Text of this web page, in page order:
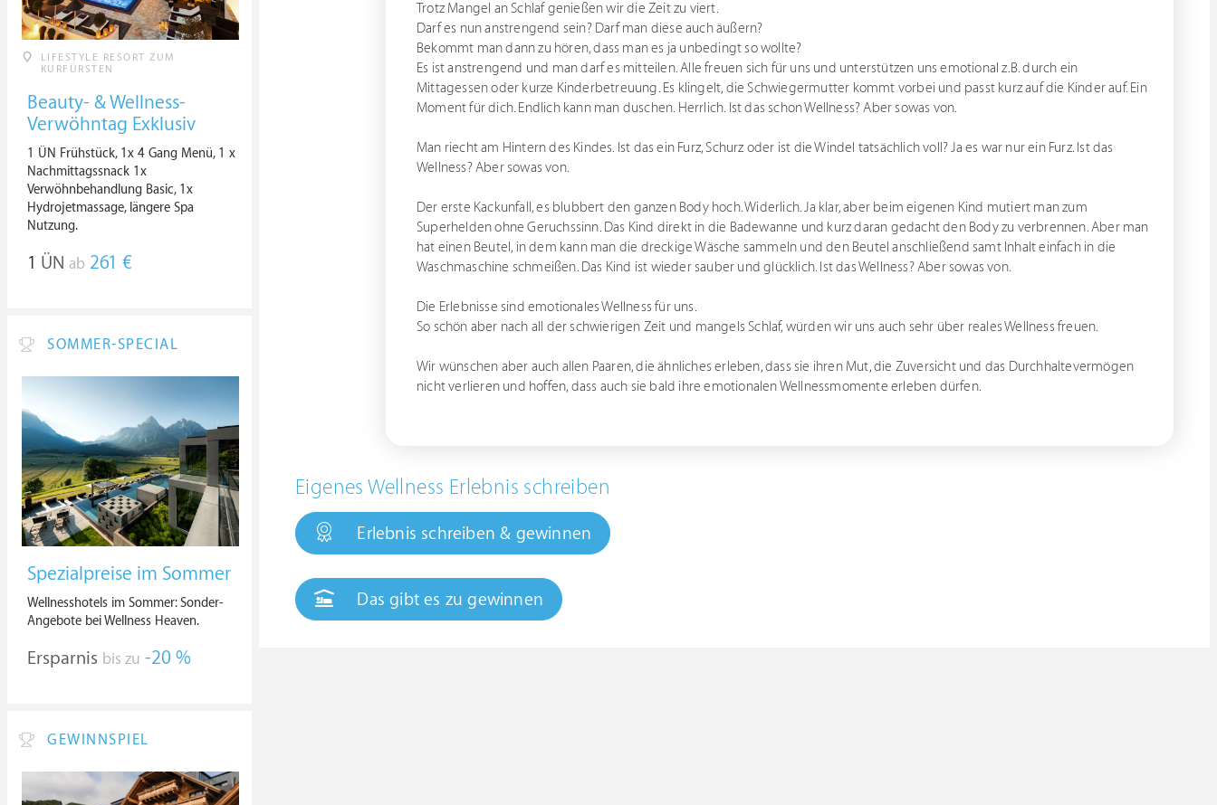
Trotz Mangel an Schlaf genießen wir die Zeit zu viert.
Darf es nun anstrengend sein? Darf man diese auch äußern?
Bekommt man dann zu hören, dass man es ja unbedingt so wollte?
Es ist anstrengend und man darf es mitteilen. Alle freuen sich für uns und unterstützen uns emotional z.B. durch ein
Mittagessen oder kurze Kinderbetreuung. Es klingelt, die Schwiegermutter kommt vorbei und passt kurz auf die Kinder auf. Ein
Moment für dich. Endlich kann man duschen. Herrlich. Ist das schon Wellness? Aber sowas von.
Man riecht am Hintern des Kindes. Ist das ein Furz, Schurz oder ist die Windel tatsächlich voll? Ja es war nur ein Furz. Ist das
Wellness? Aber sowas von.
Der erste Kackunfall, es blubbert den ganzen Body hoch. Widerlich. Ja klar, aber beim eigenen Kind mutiert man zum
Superhelden ohne Geruchssinn. Das Kind direkt in die Badewanne und kurz daran gedacht den Body zu verbrennen. Aber man
hat einen Beutel, in dem kann man die dreckige Wäsche sammeln und den Beutel anschließend samt Inhalt einfach in die
Waschmaschine schmeißen. Das Kind ist wieder sauber und glücklich. Ist das Wellness? Aber sowas von.
Die Erlebnisse sind emotionales Wellness für uns.
So schön aber nach all der schwierigen Zeit und mangels Schlaf, würden wir uns auch sehr über reales Wellness freuen.
Wir wünschen aber auch allen Paaren, die ähnliches erleben, dass sie ihren Mut, die Zuversicht und das Durchhaltevermögen
nicht verlieren und hoffen, dass auch sie bald ihre emotionalen Wellnessmomente erleben dürfen.
Eigenes Wellness Erlebnis schreiben
Erlebnis schreiben & gewinnen
Das gibt es zu gewinnen
LIFESTYLE RESORT ZUM
KURFÜRSTEN
Beauty- & Wellness-
Verwöhntag Exklusiv
1 ÜN Frühstück, 1x 4 Gang Menü, 1 x
Nachmittagssnack 1x
Verwöhnbehandlung Basic, 1x
Hydrojetmassage, längere Spa
Nutzung.
1 ÜN ab 261 €
SOMMER-SPECIAL
Spezialpreise im Sommer
Wellnesshotels im Sommer: Sonder-
Angebote bei Wellness Heaven.
Ersparnis bis zu -20 %
GEWINNSPIEL